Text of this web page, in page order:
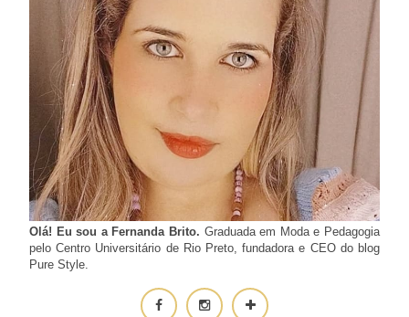
Olá! Eu sou a Fernanda Brito. Graduada em Moda e Pedagogia
pelo Centro Universitário de Rio Preto, fundadora e CEO do blog
Pure Style.